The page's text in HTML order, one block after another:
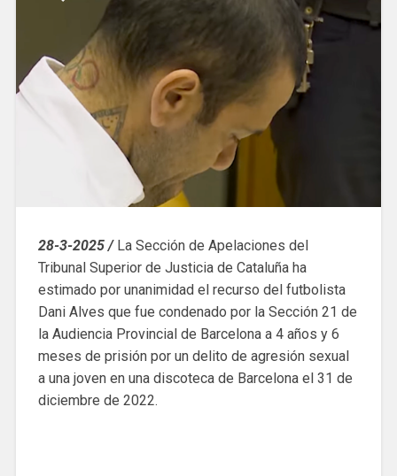
28-3-2025 /La Sección de Apelaciones del
Tribunal Superior de Justicia de Cataluña ha
estimado por unanimidad el recurso del futbolista
Dani Alves que fue condenado por la Sección 21 de
la Audiencia Provincial de Barcelona a 4 años y 6
meses de prisión por un delito de agresión sexual
a una joven en una discoteca de Barcelona el 31 de
diciembre de 2022.